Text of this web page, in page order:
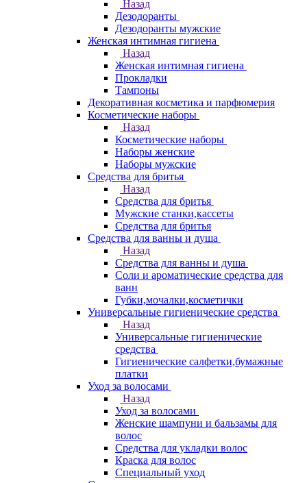
Назад
Дезодоранты
Дезодоранты мужские
Женская интимная гигиена
Назад
Женская интимная гигиена
Прокладки
Тампоны
Декоративная косметика и парфюмерия
Косметические наборы
Назад
Косметические наборы
Наборы женские
Наборы мужские
Средства для бритья
Назад
Средства для бритья
Мужские станки,кассеты
Средства для бритья
Средства для ванны и душа
Назад
Средства для ванны и душа
Соли и ароматические средства для
ванн
Губки,мочалки,косметички
Универсальные гигиенические средства
Назад
Универсальные гигиенические
средства
Гигиенические салфетки,бумажные
платки
Уход за волосами
Назад
Уход за волосами
Женские шампуни и бальзамы для
волос
Средства для укладки волос
Краска для волос
Специальный уход